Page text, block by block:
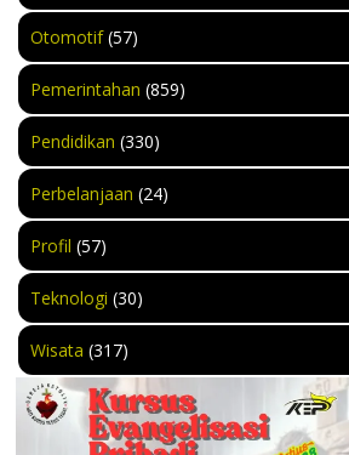
Otomotif(57)
Pemerintahan (859)
Pendidikan (330)
Perbelanjaan (24)
Profil (57)
Teknologi (30)
Wisata (317)